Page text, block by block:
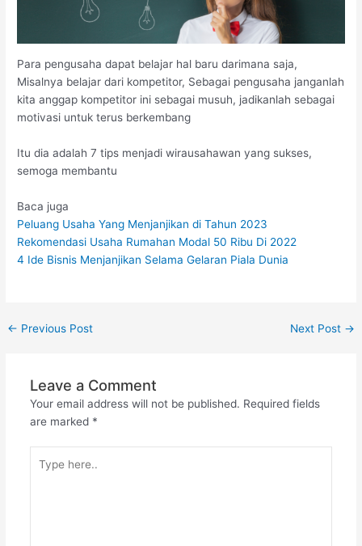
Para pengusaha dapat belajar hal baru darimana saja,
Misalnya belajar dari kompetitor, Sebagai pengusaha janganlah
kita anggap kompetitor ini sebagai musuh, jadikanlah sebagai
motivasi untuk terus berkembang
Itu dia adalah 7 tips menjadi wirausahawan yang sukses,
semoga membantu
Baca juga
Peluang Usaha Yang Menjanjikan di Tahun 2023
Rekomendasi Usaha Rumahan Modal 50 Ribu Di 2022
4 Ide Bisnis Menjanjikan Selama Gelaran Piala Dunia
← Previous Post Next Post →
Leave a Comment
Your email address will not be published. Required fields
are marked *
here..